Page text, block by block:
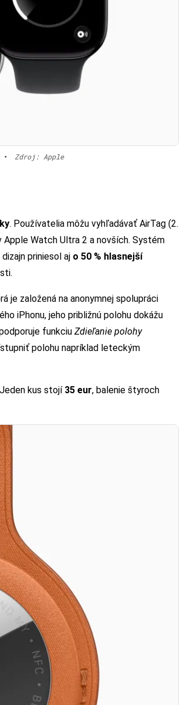
• Zdroj: Apple
. Používatelia môžu vyhľadávať AirTag (2.
Watch Ultra 2 a novších. Systém
priniesol aj o 50 % hlasnejší
je založená na anonymnej spolupráci
iPhonu, jeho približnú polohu dokážu
funkciu Zdieľanie polohy
polohu napríklad leteckým
kus stojí 35 eur, balenie štyroch